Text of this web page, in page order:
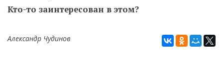
Кто-то заинтересован в этом?
Александр Чудинов